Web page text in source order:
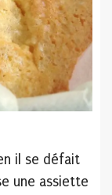
il se défait
une assiette